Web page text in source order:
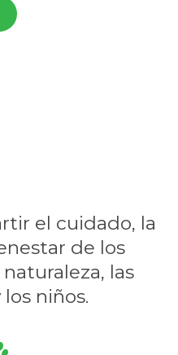
el cuidado, la
de los
las
niños.